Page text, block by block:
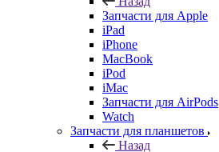
Запчасти для Apple
iPad
iPhone
MacBook
iPod
iMac
Запчасти для AirPods
Watch
Запчасти для планшетов
Назад